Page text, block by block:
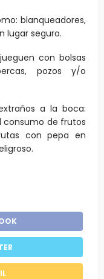
blanqueadores,
lugar seguro.
con bolsas
pozos y/o
a la boca:
consumo de frutos
con pepa en